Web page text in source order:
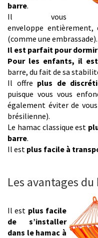
barre.
Il vous
enveloppe
(comme une embrassade).
Il est parfait pour
Pour les enfants, il
barre, du fait de sa
Il offre plus de
puisque vous vous
également éviter de
brésilienne).
Le hamac classique est
barre.
Il est plus facile à
Les avantages
Il est plus facile
de s’installer
dans le hamac à